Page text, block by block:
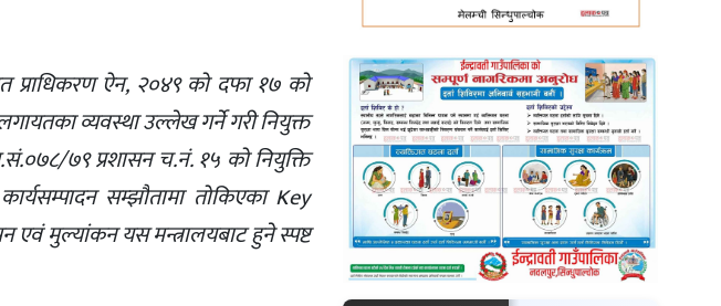
प्राधिकरण ऐन, २०४९ को दफा १७ को
व्यवस्था उल्लेख गर्ने गरी नियुक्त
७९ प्रशासन च.नं. १५ को नियुक्ति
सम्झौतामा तोकिएका Key
मुल्यांकन यस मन्त्रालयबाट हुने स्पष्ट